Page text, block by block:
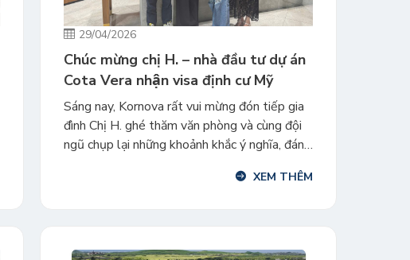
29/04/2026
Chúc mừng chị H. – nhà đầu tư dự án
Cota Vera nhận visa định cư Mỹ
Sáng nay, Kornova rất vui mừng đón tiếp gia
đình Chị H. ghé thăm văn phòng và cùng đội
ngũ chụp lại những khoảnh khắc ý nghĩa, đánh
thức nhận visa định cư Mỹ với dự án Urban
XEM THÊM